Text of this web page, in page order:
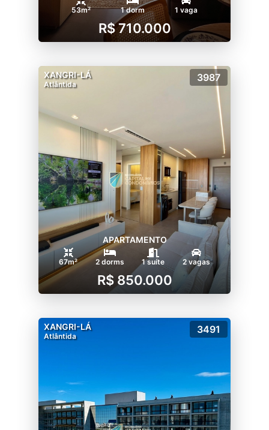
53m² 1 dorm 1 vaga
R$ 710.000
XANGRI-LÁ
Atlântida
3987
APARTAMENTO
67m² 2 dorms 1 suíte 2 vagas
R$ 850.000
XANGRI-LÁ
Atlântida
3491